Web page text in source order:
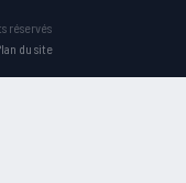
réservés
du site